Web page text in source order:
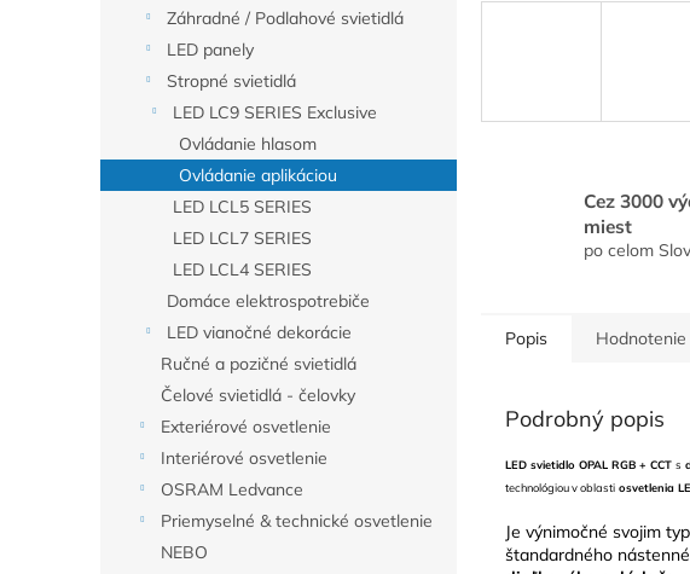
Záhradné / Podlahové svietidlá
LED panely
Stropné svietidlá
LED LC9 SERIES Exclusive
Ovládanie hlasom
Ovládanie aplikáciou
LED LCL5 SERIES
LED LCL7 SERIES
LED LCL4 SERIES
Domáce elektrospotrebiče
LED vianočné dekorácie
Ručné a pozičné svietidlá
Čelové svietidlá - čelovky
Exteriérové osvetlenie
Interiérové osvetlenie
OSRAM Ledvance
Priemyselné & technické osvetlenie
NEBO
Cez 3000
miest
po celom
Popis Hodnotenie
Podrobný popis
LED svietidlo OPAL RGB + CCT s
technológiou v oblasti osvetlenia
Je výnimočné svojim
štandardného